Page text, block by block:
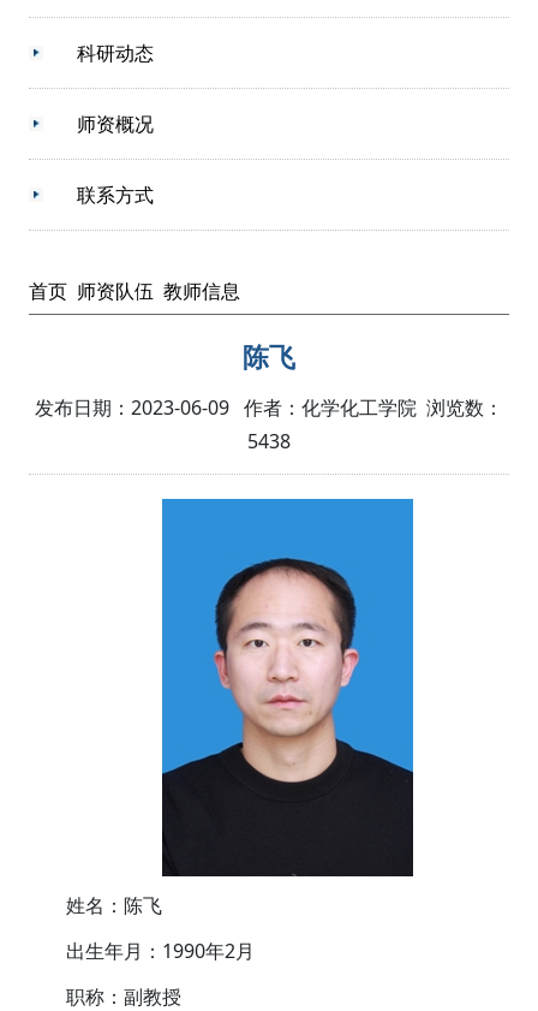
科研动态
师资概况
联系方式
首页 师资队伍 教师信息
陈飞
发布日期：2023-06-09 作者：化学化工学院 浏览数：
5438
姓名：陈飞
出生年月：1990年2月
职称：副教授